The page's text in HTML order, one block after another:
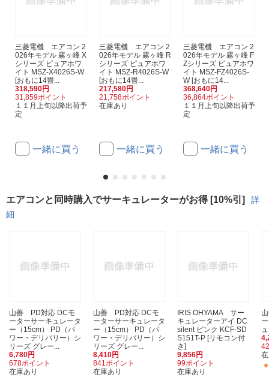
三菱電機 エアコン 2
026年モデル 霧ヶ峰 X
シリーズ ピュアホワ
イト MSZ-X4026S-W
[おもに14畳...
318,590円
31,859ポイント
１１月上旬以降出荷予
定
一緒に買う
三菱電機 エアコン 2
026年モデル 霧ヶ峰 R
シリーズ ピュアホワ
イト MSZ-R4026S-W
[おもに14畳...
217,580円
21,758ポイント
在庫あり
一緒に買う
三菱電機 エアコン 2
026年モデル 霧ヶ峰 F
Zシリーズ ピュアホワ
イト MSZ-FZ4026S-
W [おもに14...
368,640円
36,864ポイント
１１月上旬以降出荷予
定
一緒に買う
エアコンと同時購入でサーキュレーターがお得 [10%引]
詳
細
山善 PD対応 DCモ
ーターサーキュレータ
ー（15cm） PD（パ
ワー・デリバリー）シ
リーズ グレー...
6,780円
678ポイント
在庫あり
山善 PD対応 DCモ
ーターサーキュレータ
ー（15cm） PD（パ
ワー・デリバリー）シ
リーズ グレー...
8,410円
841ポイント
在庫あり
IRIS OHYAMA サー
キュレーターアイ DC
silent ピンク KCF-SD
S151T-P [リモコン付
き]
9,856円
99ポイント
在庫あり